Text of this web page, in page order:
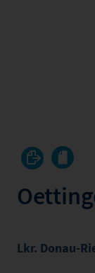
Lkr. Donau-